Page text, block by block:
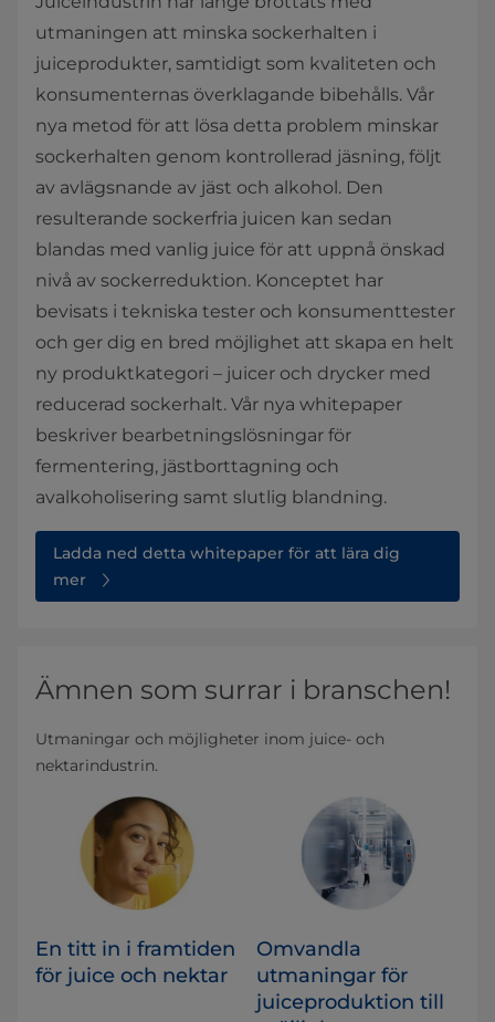
utmaningen att minska sockerhalten i
juiceprodukter, samtidigt som kvaliteten och
konsumenternas överklagande bibehålls. Vår
nya metod för att lösa detta problem minskar
sockerhalten genom kontrollerad jäsning, följt
av avlägsnande av jäst och alkohol. Den
resulterande sockerfria juicen kan sedan
blandas med vanlig juice för att uppnå önskad
nivå av sockerreduktion. Konceptet har
bevisats i tekniska tester och konsumenttester
och ger dig en bred möjlighet att skapa en helt
ny produktkategori – juicer och drycker med
reducerad sockerhalt. Vår nya whitepaper
beskriver bearbetningslösningar för
fermentering, jästborttagning och
avalkoholisering samt slutlig blandning.
Ladda ned detta whitepaper för att lära dig
mer
Ämnen som surrar i branschen!
Utmaningar och möjligheter inom juice- och
nektarindustrin.
En titt in i framtiden
för juice och nektar
Omvandla
utmaningar för
juiceproduktion till